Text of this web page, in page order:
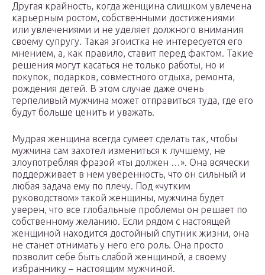
Другая крайность, когда женщина слишком увлечена
карьерным ростом, собственными достижениями
или увлечениями и не уделяет должного внимания
своему супругу. Такая эгоистка не интересуется его
мнением, а, как правило, ставит перед фактом. Такие
решения могут касаться не только работы, но и
покупок, подарков, совместного отдыха, ремонта,
рождения детей. В этом случае даже очень
терпеливый мужчина может отправиться туда, где его
будут больше ценить и уважать.
Мудрая женщина всегда сумеет сделать так, чтобы
мужчина сам захотел измениться к лучшему, не
злоупотребляя фразой «ты должен …». Она всячески
поддерживает в нем уверенность, что он сильный и
любая задача ему по плечу. Под «чутким
руководством» такой женщины, мужчина будет
уверен, что все глобальные проблемы он решает по
собственному желанию. Если рядом с настоящей
женщиной находится достойный спутник жизни, она
не станет отнимать у него его роль. Она просто
позволит себе быть слабой женщиной, а своему
избраннику – настоящим мужчиной.